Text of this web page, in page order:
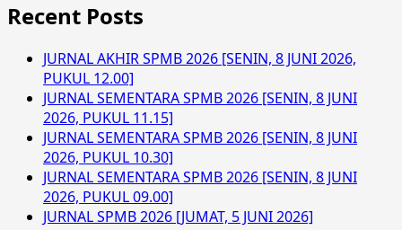
Recent Posts
JURNAL AKHIR SPMB 2026 [SENIN, 8 JUNI 2026,
PUKUL 12.00]
JURNAL SEMENTARA SPMB 2026 [SENIN, 8 JUNI
2026, PUKUL 11.15]
JURNAL SEMENTARA SPMB 2026 [SENIN, 8 JUNI
2026, PUKUL 10.30]
JURNAL SEMENTARA SPMB 2026 [SENIN, 8 JUNI
2026, PUKUL 09.00]
JURNAL SPMB 2026 [JUMAT, 5 JUNI 2026]